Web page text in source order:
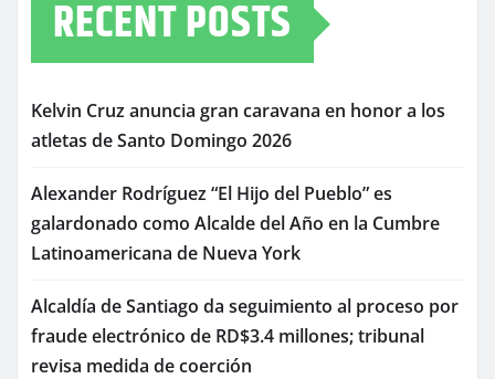
RECENT POSTS
Kelvin Cruz anuncia gran caravana en honor a los
atletas de Santo Domingo 2026
Alexander Rodríguez “El Hijo del Pueblo” es
galardonado como Alcalde del Año en la Cumbre
Latinoamericana de Nueva York
Alcaldía de Santiago da seguimiento al proceso por
fraude electrónico de RD$3.4 millones; tribunal
revisa medida de coerción